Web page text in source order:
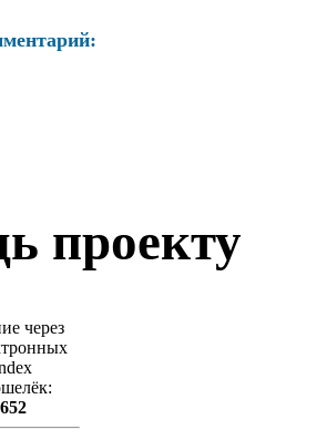
проекту
через